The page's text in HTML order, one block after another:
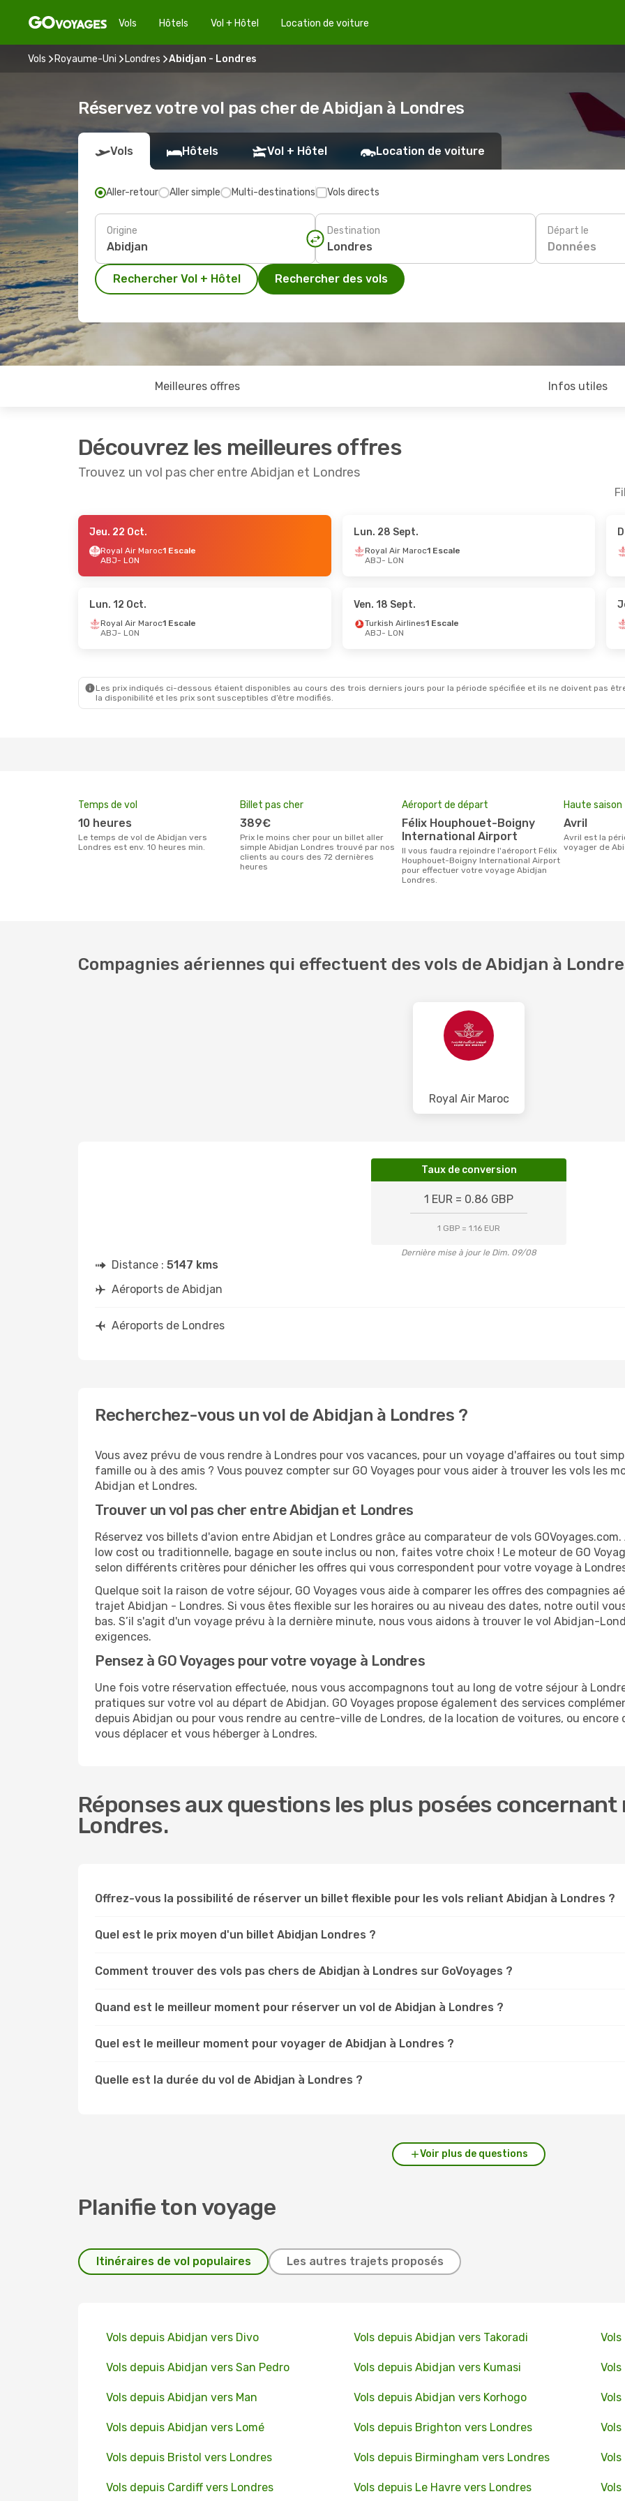
Vols Hôtels Vol + Hôtel Location de voiture
Vols Royaume-Uni Londres Abidjan - Londres
Réservez votre vol pas cher de Abidjan à Londres
Vols Hôtels Vol + Hôtel Location de voiture
Aller-retour Aller simple Multi-destinations Vols directs
Origine Destination Départ le
Données
Rechercher Vol + Hôtel Rechercher des vols
Meilleures offres Infos utiles
Découvrez les meilleures offres
Trouvez un vol pas cher entre Abidjan et Londres
- Lun. 28 Sept.
1 Escale
- Mar. 8 Sept.
1 Escale
Jeu. 22 Oct.
Royal Air Maroc1 Escale
ABJ- LON
Lun. 28 Sept.
Royal Air Maroc1 Escale
ABJ- LON
Lun. 12 Oct.
Royal Air Maroc1 Escale
ABJ- LON
Ven. 18 Sept.
Turkish Airlines1 Escale
ABJ- LON
Les prix indiqués ci-dessous étaient disponibles au cours des trois derniers jours pour la période spécifiée et ils ne doivent pas
la disponibilité et les prix sont susceptibles d’être modifiés.
Temps de vol
10 heures
Le temps de vol de Abidjan vers
Londres est env. 10 heures min.
Billet pas cher
389€
Prix le moins cher pour un billet aller
simple Abidjan Londres trouvé par nos
clients au cours des 72 dernières
heures
Aéroport de départ
Félix Houphouet-Boigny
International Airport
Il vous faudra rejoindre l'aéroport Félix
Houphouet-Boigny International Airport
pour effectuer votre voyage Abidjan
Londres.
Haute saison
avril
avril est la période la plus chargée pour
voyager de
Compagnies aériennes qui effectuent des vols de Abidjan à
Royal Air Maroc
Taux de conversion
1 EUR = 0.86 GBP
1 GBP = 1.16 EUR
Dernière mise à jour le Dim. 09/08
Distance : 5147 kms
Aéroports de Abidjan
Aéroports de Londres
Recherchez-vous un vol de Abidjan à Londres ?
Vous avez prévu de vous rendre à Londres pour vos vacances, pour un voyage d'affaires ou tout
famille ou à des amis ? Vous pouvez compter sur GO Voyages pour vous aider à trouver les vols les
Abidjan et Londres.
Trouver un vol pas cher entre Abidjan et Londres
Réservez vos billets d'avion entre Abidjan et Londres grâce au comparateur de vols
low cost ou traditionnelle, bagage en soute inclus ou non, faites votre choix ! Le moteur de GO
selon différents critères pour dénicher les offres qui vous correspondent pour votre voyage à
Quelque soit la raison de votre séjour, GO Voyages vous aide à comparer les offres des compagnies
trajet Abidjan - Londres. Si vous êtes flexible sur les horaires ou au niveau des dates, notre outil
bas. S’il s'agit d'un voyage prévu à la dernière minute, nous vous aidons à trouver le vol Abidjan-
exigences.
Pensez à GO Voyages pour votre voyage à Londres
Une fois votre réservation effectuée, nous vous accompagnons tout au long de votre séjour à
pratiques sur votre vol au départ de Abidjan. GO Voyages propose également des services
depuis Abidjan ou pour vous rendre au centre-ville de Londres, de la location de voitures, ou
vous déplacer et vous héberger à Londres.
Réponses aux questions les plus posées concernant
Londres.
Offrez-vous la possibilité de réserver un billet flexible pour les vols reliant Abidjan à Londres ?
Quel est le prix moyen d'un billet Abidjan Londres ?
Comment trouver des vols pas chers de Abidjan à Londres sur GoVoyages ?
Quand est le meilleur moment pour réserver un vol de Abidjan à Londres ?
Quel est le meilleur moment pour voyager de Abidjan à Londres ?
Quelle est la durée du vol de Abidjan à Londres ?
Voir plus de questions
Planifie ton voyage
Itinéraires de vol populaires Les autres trajets proposés
Vols depuis Abidjan vers Divo Vols depuis Abidjan vers Takoradi
Vols depuis Abidjan vers San Pedro Vols depuis Abidjan vers Kumasi
Vols depuis Abidjan vers Man Vols depuis Abidjan vers Korhogo
Vols depuis Abidjan vers Lomé Vols depuis Brighton vers Londres
Vols depuis Bristol vers Londres Vols depuis Birmingham vers Londres
Vols depuis Cardiff vers Londres Vols depuis Le Havre vers Londres